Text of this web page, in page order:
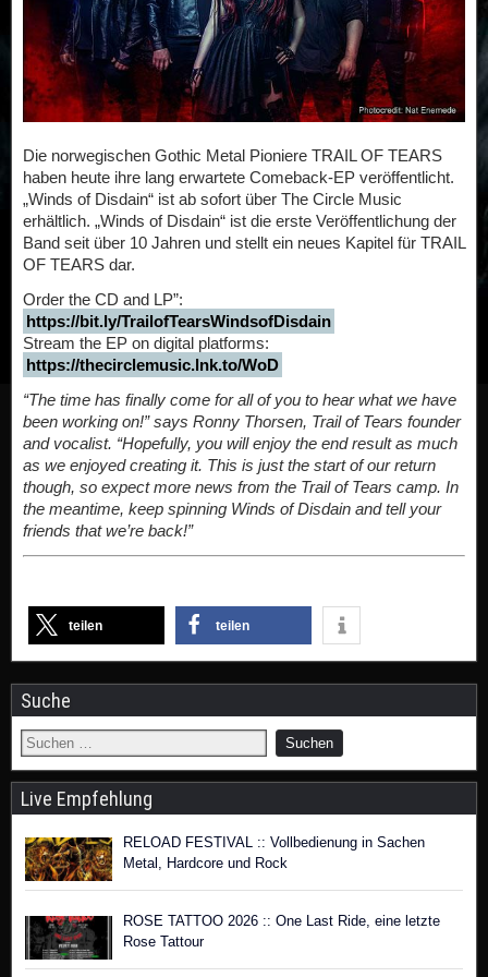
Die norwegischen Gothic Metal Pioniere TRAIL OF TEARS
haben heute ihre lang erwartete Comeback-EP veröffentlicht.
„Winds of Disdain“ ist ab sofort über The Circle Music
erhältlich. „Winds of Disdain“ ist die erste Veröffentlichung der
Band seit über 10 Jahren und stellt ein neues Kapitel für TRAIL
OF TEARS dar.
Order the CD and LP”:
https://bit.ly/TrailofTearsWindsofDisdain
Stream the EP on digital platforms:
https://thecirclemusic.lnk.to/WoD
“The time has finally come for all of you to hear what we have
been working on!” says Ronny Thorsen, Trail of Tears founder
and vocalist. “Hopefully, you will enjoy the end result as much
as we enjoyed creating it. This is just the start of our return
though, so expect more news from the Trail of Tears camp. In
the meantime, keep spinning Winds of Disdain and tell your
friends that we’re back!”
teilen teilen
Suche
Live Empfehlung
RELOAD FESTIVAL :: Vollbedienung in Sachen
Metal, Hardcore und Rock
ROSE TATTOO 2026 :: One Last Ride, eine letzte
Rose Tattour